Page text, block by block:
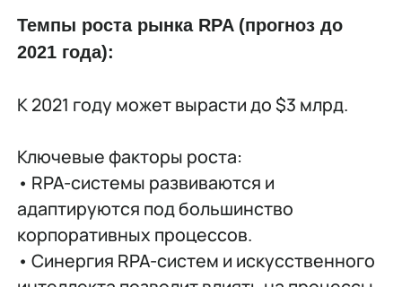
Темпы роста рынка RPA (прогноз до
2021 года):
К 2021 году может вырасти до $3 млрд.
Ключевые факторы роста:
• RPA-системы развиваются и
адаптируются под большинство
корпоративных процессов.
• Синергия RPA-систем и искусственного